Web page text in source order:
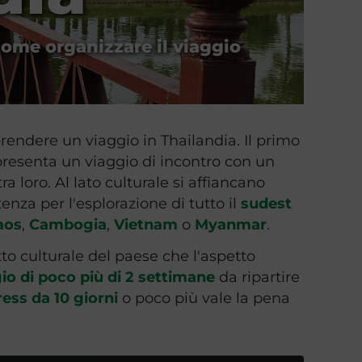
organizzare il viaggio
un viaggio in Thailandia. Il primo
un viaggio di incontro con un
loro. Al lato culturale si affiancano
per l'esplorazione di tutto il sudest
, Cambogia, Vietnam o Myanmar.
culturale del paese che l'aspetto
di poco più di 2 settimane da ripartire
da 10 giorni o poco più vale la pena